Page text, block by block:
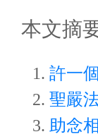
本文摘
許一
聖嚴
助念